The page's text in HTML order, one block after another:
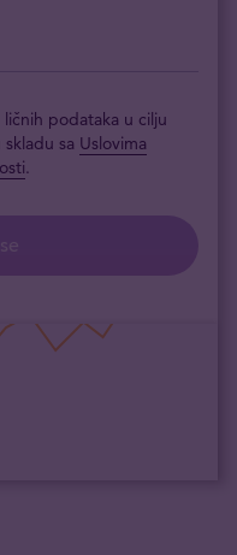
podataka u cilju
sa Uslovima
.